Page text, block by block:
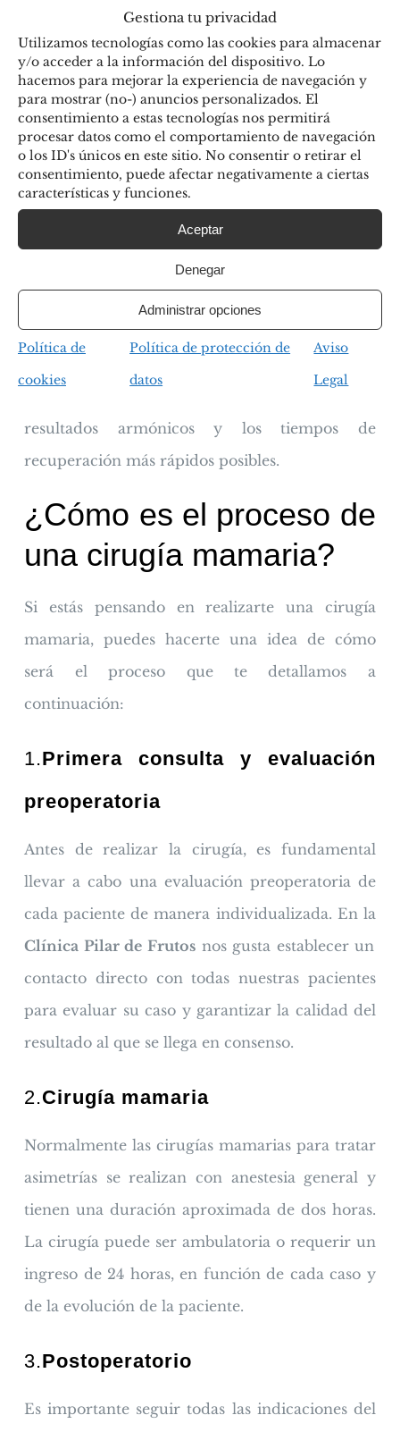
Gestiona tu privacidad
Utilizamos tecnologías como las cookies para almacenar
y/o acceder a la información del dispositivo. Lo
hacemos para mejorar la experiencia de navegación y
para mostrar (no-) anuncios personalizados. El
consentimiento a estas tecnologías nos permitirá
procesar datos como el comportamiento de navegación
o los ID's únicos en este sitio. No consentir o retirar el
consentimiento, puede afectar negativamente a ciertas
características y funciones.
Aceptar
Denegar
Administrar opciones
Política de
cookies
Política de protección de
datos
Aviso
Legal
y lograr así mejorar la forma y el aspecto
general de las mamas.
Cirugía de mamaria en la
Clínica Pilar de Frutos
En laCínica Pilar de Frutoscontamos con un
equipo de cirujanos expertos en toda clase de
procedimientos mamarios y estamos
comprometidos con la calidad y la excelencia
tecnología de vanguardia y las mejores prótesis
resultados armónicos y los tiempos de
recuperación más rápidos posibles.
¿Cómo es el proceso de
una cirugía mamaria?
Si estás pensando en realizarte una cirugía
mamaria, puedes hacerte una idea de cómo
será el proceso que te detallamos a
continuación:
1.Primera consulta y evaluación
preoperatoria
Antes de realizar la cirugía, es fundamental
llevar a cabo una evaluación preoperatoria de
cada paciente de manera individualizada. En la
Clínica Pilar de Frutosnos gusta establecer un
contacto directo con todas nuestras pacientes
para evaluar su caso y garantizar la calidad del
resultado al que se llega en consenso.
2.Cirugía mamaria
Normalmente las cirugías mamarias para tratar
asimetrías se realizan con anestesia general y
tienen una duración aproximada de dos horas.
La cirugía puede ser ambulatoria o requerir un
ingreso de 24 horas, en función de cada caso y
de la evolución de la paciente.
3.Postoperatorio
Es importante seguir todas las indicaciones del